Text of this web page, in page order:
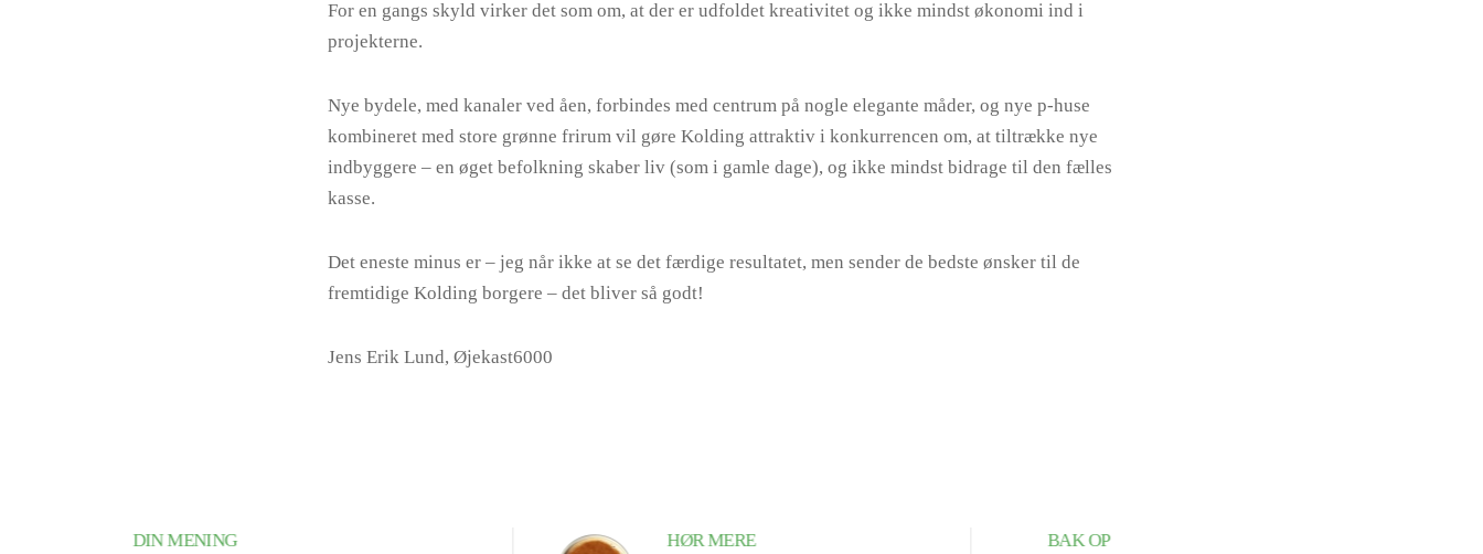
For en gangs skyld virker det som om, at der er udfoldet kreativitet og ikke mindst økonomi ind i
projekterne.
Nye bydele, med kanaler ved åen, forbindes med centrum på nogle elegante måder, og nye p-huse
kombineret med store grønne frirum vil gøre Kolding attraktiv i konkurrencen om, at tiltrække nye
indbyggere – en øget befolkning skaber liv (som i gamle dage), og ikke mindst bidrage til den fælles
kasse.
Det eneste minus er – jeg når ikke at se det færdige resultatet, men sender de bedste ønsker til de
fremtidige Kolding borgere – det bliver så godt!
Jens Erik Lund, Øjekast6000
BAK OP
DIN MENING HØR MERE